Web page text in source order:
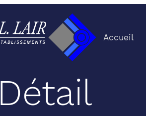
Accueil
Détail